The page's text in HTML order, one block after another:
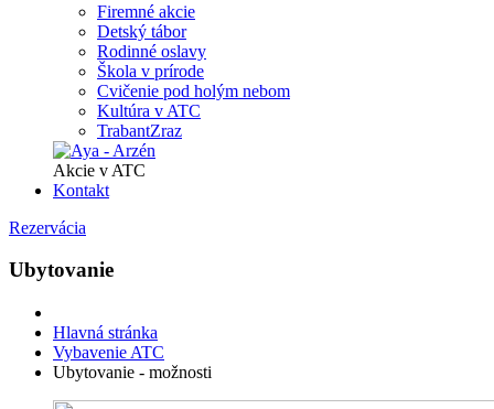
Firemné akcie
Detský tábor
Rodinné oslavy
Škola v prírode
Cvičenie pod holým nebom
Kultúra v ATC
TrabantZraz
Akcie v ATC
Kontakt
Rezervácia
Ubytovanie
Hlavná stránka
Vybavenie ATC
Ubytovanie - možnosti